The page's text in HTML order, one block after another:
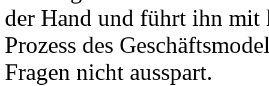
der Hand und führt ihn mit
Prozess des
Fragen nicht ausspart.